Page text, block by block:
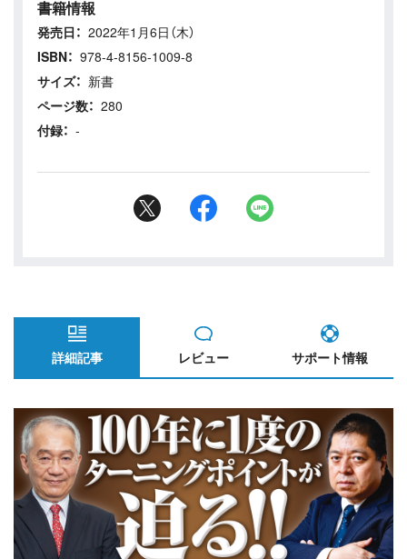
き」より）経済、科学技術、軍事、文明……「知の
巨人」が語りつくす、新しい時代を読み解く針
路。
書籍情報
発売日： 2022年1月6日（木）
ISBN： 978-4-8156-1009-8
サイズ： 新書
ページ数： 280
付録： -
詳細記事 レビュー サポート情報